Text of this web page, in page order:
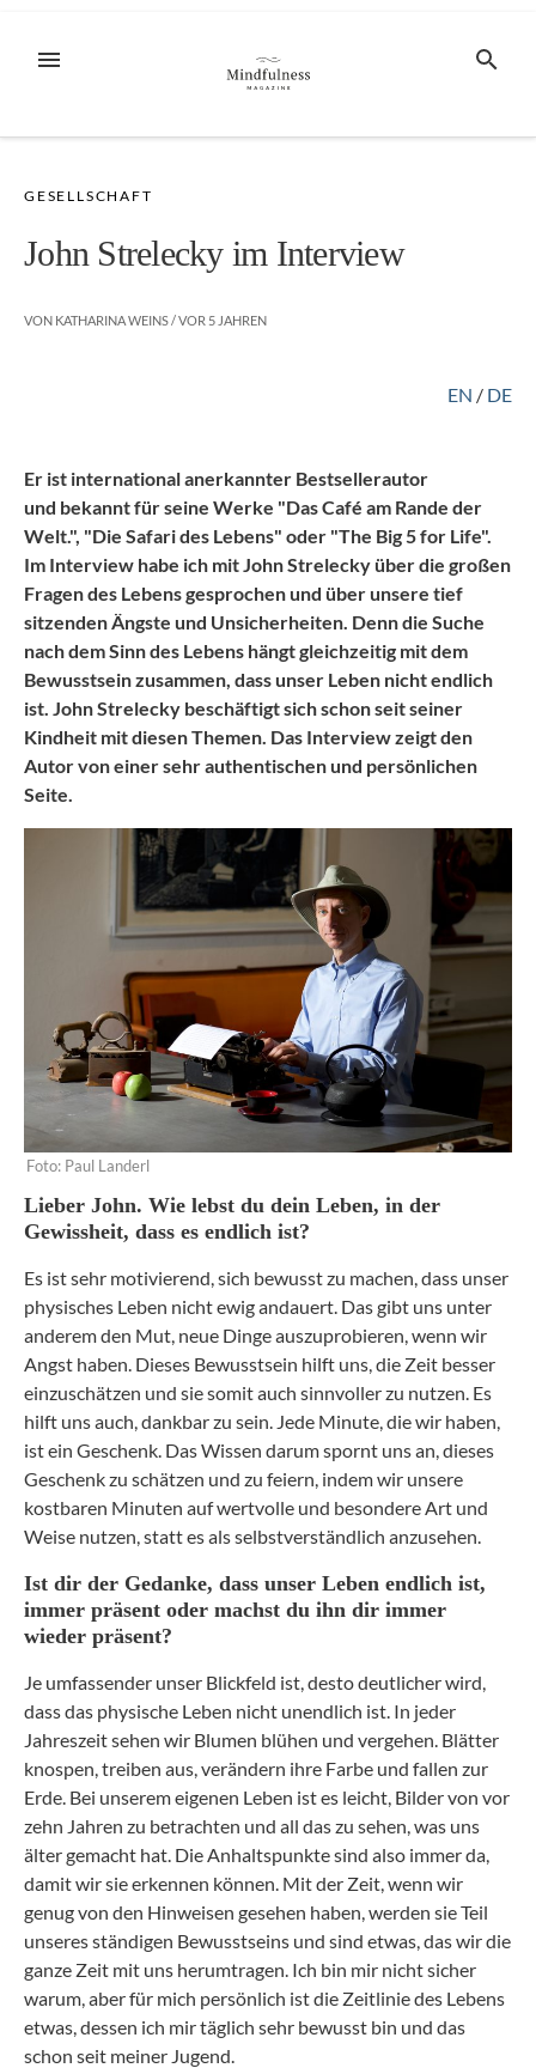
InhaltMENÜ SUCHE
GESELLSCHAFT
John Strelecky im Interview
VON KATHARINA WEINS/ VOR 5 JAHREN
EN / DE
Er ist international anerkannter Bestsellerautor
und bekannt für seine Werke "Das Café am Rande der
Welt.", "Die Safari des Lebens" oder "The Big 5 for Life".
Im Interview habe ich mit John Strelecky über die großen
Fragen des Lebens gesprochen und über unsere tief
sitzenden Ängste und Unsicherheiten. Denn die Suche
nach dem Sinn des Lebens hängt gleichzeitig mit dem
Bewusstsein zusammen, dass unser Leben nicht endlich
ist. John Strelecky beschäftigt sich schon seit seiner
Kindheit mit diesen Themen. Das Interview zeigt den
Autor von einer sehr authentischen und persönlichen
Seite.
Foto: Paul Landerl
Lieber John. Wie lebst du dein Leben, in der
Gewissheit, dass es endlich ist?
Es ist sehr motivierend, sich bewusst zu machen, dass unser
physisches Leben nicht ewig andauert. Das gibt uns unter
anderem den Mut, neue Dinge auszuprobieren, wenn wir
Angst haben. Dieses Bewusstsein hilft uns, die Zeit besser
einzuschätzen und sie somit auch sinnvoller zu nutzen. Es
hilft uns auch, dankbar zu sein. Jede Minute, die wir haben,
ist ein Geschenk. Das Wissen darum spornt uns an, dieses
Geschenk zu schätzen und zu feiern, indem wir unsere
kostbaren Minuten auf wertvolle und besondere Art und
Weise nutzen, statt es als selbstverständlich anzusehen.
Ist dir der Gedanke, dass unser Leben endlich ist,
immer präsent oder machst du ihn dir immer
wieder präsent?
Je umfassender unser Blickfeld ist, desto deutlicher wird,
dass das physische Leben nicht unendlich ist. In jeder
Jahreszeit sehen wir Blumen blühen und vergehen. Blätter
knospen, treiben aus, verändern ihre Farbe und fallen zur
Erde. Bei unserem eigenen Leben ist es leicht, Bilder von vor
zehn Jahren zu betrachten und all das zu sehen, was uns
älter gemacht hat. Die Anhaltspunkte sind also immer da,
damit wir sie erkennen können. Mit der Zeit, wenn wir
genug von den Hinweisen gesehen haben, werden sie Teil
unseres ständigen Bewusstseins und sind etwas, das wir die
ganze Zeit mit uns herumtragen. Ich bin mir nicht sicher
warum, aber für mich persönlich ist die Zeitlinie des Lebens
etwas, dessen ich mir täglich sehr bewusst bin und das
schon seit meiner Jugend.